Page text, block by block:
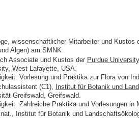
wissenschaftlicher Mitarbeiter und Kustos
Algen) am SMNK
Associate und Kustos der Purdue
West Lafayette, USA.
Vorlesung und Praktika zur Flora von
(C1), Institut für Botanik und
Greifswald, Greifswald.
Zahlreiche Praktika und Vorlesungen in
nat., Institut für Botanik und